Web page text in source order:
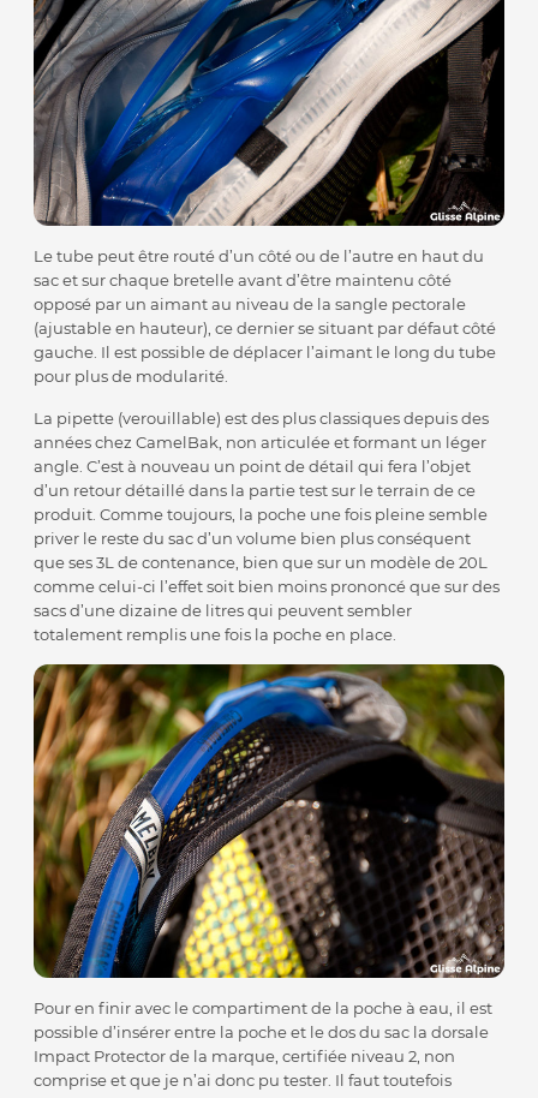
Le tube peut être routé d’un côté ou de l’autre en haut du
sac et sur chaque bretelle avant d’être maintenu côté
opposé par un aimant au niveau de la sangle pectorale
(ajustable en hauteur), ce dernier se situant par défaut côté
gauche. Il est possible de déplacer l’aimant le long du tube
pour plus de modularité.
La pipette (verouillable) est des plus classiques depuis des
années chez CamelBak, non articulée et formant un léger
angle. C’est à nouveau un point de détail qui fera l’objet
d’un retour détaillé dans la partie test sur le terrain de ce
produit. Comme toujours, la poche une fois pleine semble
priver le reste du sac d’un volume bien plus conséquent
que ses 3L de contenance, bien que sur un modèle de 20L
comme celui-ci l’effet soit bien moins prononcé que sur des
sacs d’une dizaine de litres qui peuvent sembler
totalement remplis une fois la poche en place.
Pour en finir avec le compartiment de la poche à eau, il est
possible d’insérer entre la poche et le dos du sac la dorsale
Impact Protector de la marque, certifiée niveau 2, non
comprise et que je n’ai donc pu tester. Il faut toutefois